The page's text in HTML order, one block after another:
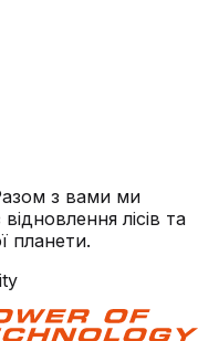
з вами ми
лісів та
планети.